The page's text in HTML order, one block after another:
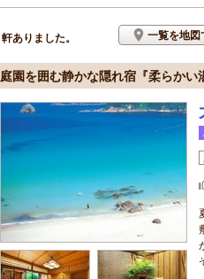
軒ありました。 一覧を地図
庭園を囲む静かな隠れ宿『柔らか